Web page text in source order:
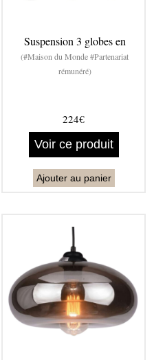
Suspension 3 globes en
(#Maison du Monde #Partenariat
rémunéré)
224€
Voir ce produit
Ajouter au panier